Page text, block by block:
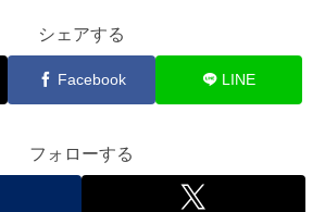
シェアする
Facebook LINE
フォローする